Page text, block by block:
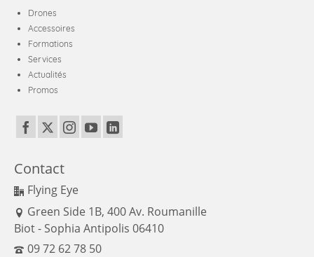
Drones
Accessoires
Formations
Services
Actualités
Promos
Contact
Flying Eye
Green Side 1B, 400 Av. Roumanille
Biot - Sophia Antipolis 06410
09 72 62 78 50